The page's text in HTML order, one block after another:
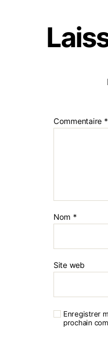
Commentaire *
Nom *
Site web
Enregistrer
prochain